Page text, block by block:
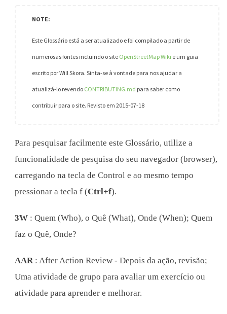
Este Glossário está a ser atualizado e foi compilado a partir de
numerosas fontes incluindo o site OpenStreetMap Wiki e um guia
escrito por Will Skora. Sinta-se à vontade para nos ajudar a
atualizá-lo revendo CONTRIBUTING.md para saber como
contribuir para o site. Revisto em 2015-07-18
Para pesquisar facilmente este Glossário, utilize a
funcionalidade de pesquisa do seu navegador (browser),
carregando na tecla de Control e ao mesmo tempo
pressionar a tecla f (Ctrl+f).
3W : Quem (Who), o Quê (What), Onde (When); Quem
faz o Quê, Onde?
AAR: After Action Review - Depois da ação, revisão;
Uma atividade de grupo para avaliar um exercício ou
atividade para aprender e melhorar.